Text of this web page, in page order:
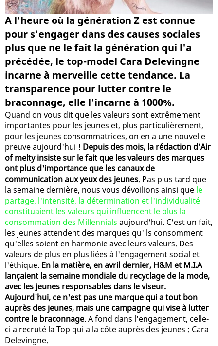
A l'heure où la génération Z est connue
pour s'engager dans des causes sociales
plus que ne le fait la génération qui l'a
précédée, le top-model Cara Delevingne
incarne à merveille cette tendance. La
transparence pour lutter contre le
braconnage, elle l'incarne à 1000%.
Quand on vous dit que les valeurs sont extrêmement
importantes pour les jeunes et, plus particulièrement,
pour les jeunes consommatrices, on en a une nouvelle
preuve aujourd'hui ! Depuis des mois, la rédaction d'Air
of melty insiste sur le fait que les valeurs des marques
ont plus d'importance que les canaux de
communication aux yeux des jeunes. Pas plus tard que
la semaine dernière, nous vous dévoilions ainsi que le
partage, l'intensité, la détermination et l'individualité
constituaient les valeurs qui influencent le plus la
consommation des Millennials aujourd'hui. C'est un fait,
les jeunes attendent des marques qu'ils consomment
qu'elles soient en harmonie avec leurs valeurs. Des
valeurs de plus en plus liées à l'engagement social et
l'éthique. En la matière, en avril dernier, H&M et M.I.A
lançaient la semaine mondiale du recyclage de la mode,
avec les jeunes responsables dans le viseur.
Aujourd'hui, ce n'est pas une marque qui a tout bon
auprès des jeunes, mais une campagne qui vise à lutter
contre le braconnage. A fond dans l'engagement, celle-
ci a recruté la Top qui a la côte auprès des jeunes : Cara
Delevingne.